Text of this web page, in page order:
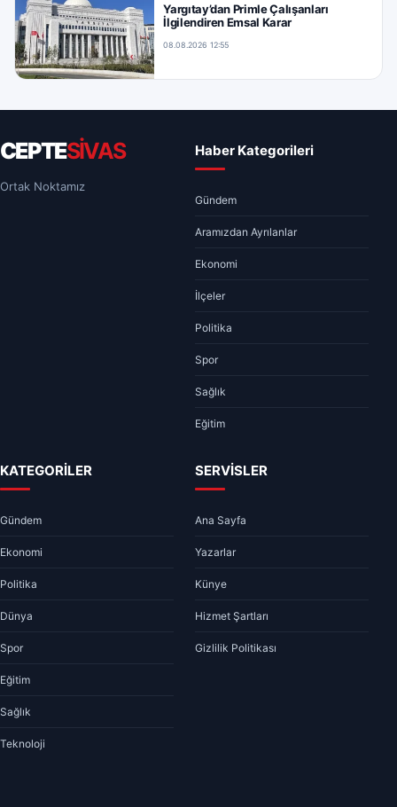
Yargıtay’dan Primle Çalışanları
İlgilendiren Emsal Karar
08.08.2026 12:55
CEPTESİVAS
Ortak Noktamız
Haber Kategorileri
Gündem
Aramızdan Ayrılanlar
Ekonomi
İlçeler
Politika
Spor
Sağlık
Eğitim
KATEGORİLER
Gündem
Ekonomi
Politika
Dünya
Spor
Eğitim
Sağlık
Teknoloji
SERVİSLER
Ana Sayfa
Yazarlar
Künye
Hizmet Şartları
Gizlilik Politikası